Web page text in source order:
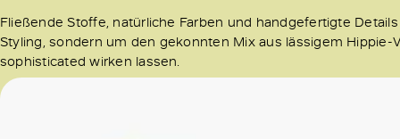
Fließende Stoffe, natürliche Farben und handgefertigte
Styling, sondern um den gekonnten Mix aus lässigem
sophisticated wirken lassen.